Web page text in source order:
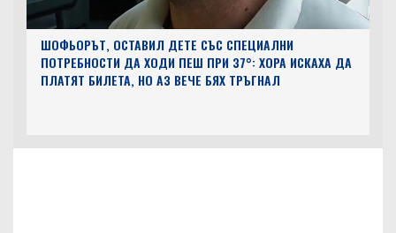
ШОФЬОРЪТ, ОСТАВИЛ ДЕТЕ СЪС СПЕЦИАЛНИ
ПОТРЕБНОСТИ ДА ХОДИ ПЕШ ПРИ 37°: ХОРА ИСКАХА ДА
ПЛАТЯТ БИЛЕТА, НО АЗ ВЕЧЕ БЯХ ТРЪГНАЛ